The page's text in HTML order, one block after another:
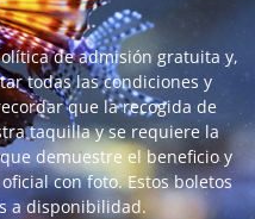
de admisión gratuita y,
todas las condiciones y
que la recogida de
taquilla y se requiere la
demuestre el beneficio y
con foto. Estos boletos
a disponibilidad.